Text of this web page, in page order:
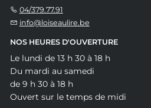
04/379.77.91
info@loiseaulire.be
NOS HEURES D'OUVERTURE
Le lundi de 13 h 30 à 18 h
Du mardi au samedi
de 9 h 30 à 18 h
Ouvert sur le temps de midi